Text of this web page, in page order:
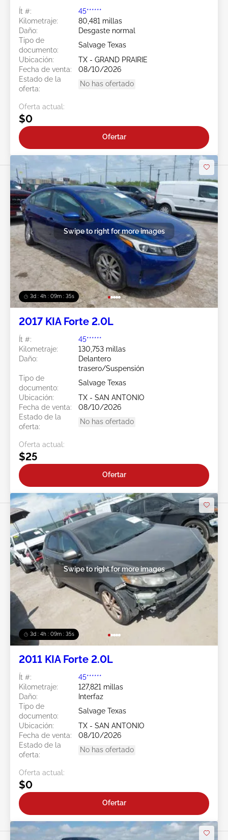
Ít #:
45******
Kilometraje:
80,481 millas
Daño:
Desgaste normal
Tipo de
documento:
Salvage Texas
Ubicación:
TX - GRAND PRAIRIE
Fecha de venta:
08/10/2026
Estado de la
oferta:
No has ofertado
Oferta actual:
$0
Ofertar
3d : 4h : 09m : 33s
Swipe to right for more images
2017 KIA Forte 2.0L
Ít #:
45******
Kilometraje:
130,753 millas
Daño:
Delantero
trasero/Suspensión
Tipo de
documento:
Salvage Texas
Ubicación:
TX - SAN ANTONIO
Fecha de venta:
08/10/2026
Estado de la
oferta:
No has ofertado
Oferta actual:
$25
Ofertar
3d : 4h : 09m : 33s
Swipe to right for more images
2011 KIA Forte 2.0L
Ít #:
45******
Kilometraje:
127,821 millas
Daño:
Interfaz
Tipo de
documento:
Salvage Texas
Ubicación:
TX - SAN ANTONIO
Fecha de venta:
08/10/2026
Estado de la
oferta:
No has ofertado
Oferta actual:
$0
Ofertar